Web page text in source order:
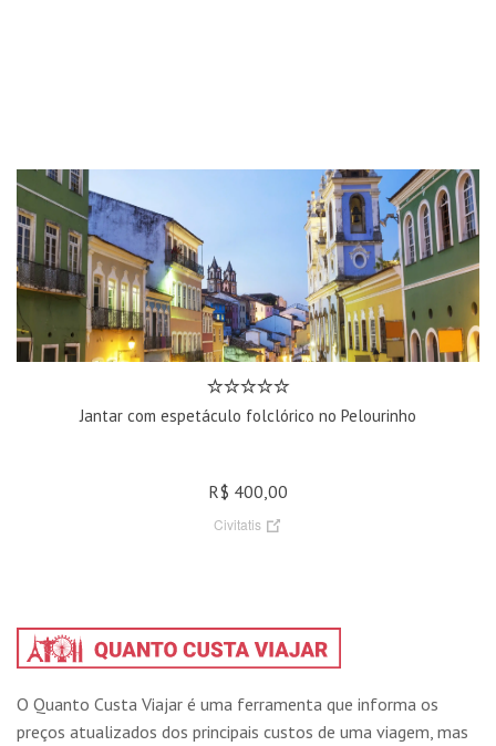
Jantar com espetáculo folclórico no Pelourinho
R$ 400,00
Civitatis
O Quanto Custa Viajar é uma ferramenta que informa os
preços atualizados dos principais custos de uma viagem, mas